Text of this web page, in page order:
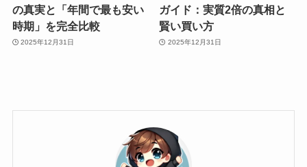
の真実と「年間で最も安い
時期」を完全比較
2025年12月31日
ガイド：実質2倍の真相と
賢い買い方
2025年12月31日